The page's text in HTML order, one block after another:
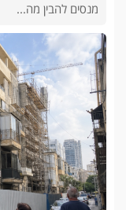
מנסים להבין מה...